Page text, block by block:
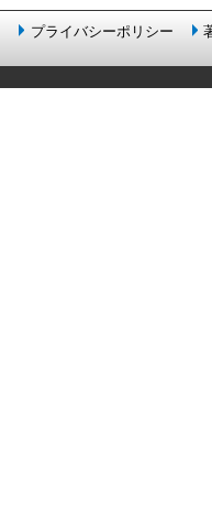
プライバシーポリシー